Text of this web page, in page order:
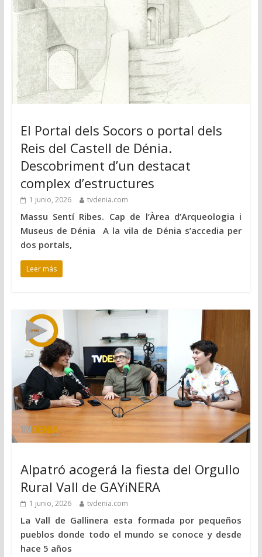
El Portal dels Socors o portal dels
Reis del Castell de Dénia.
Descobriment d’un destacat
complex d’estructures
1 junio, 2026 tvdenia.com
Massu Sentí Ribes. Cap de l’Àrea d’Arqueologia i
Museus de Dénia A la vila de Dénia s’accedia per
dos portals,
Leer más
Alpatró acogerá la fiesta del Orgullo
Rural Vall de GAYiNERA
1 junio, 2026 tvdenia.com
La Vall de Gallinera esta formada por pequeños
pueblos donde todo el mundo se conoce y desde
hace 5 años